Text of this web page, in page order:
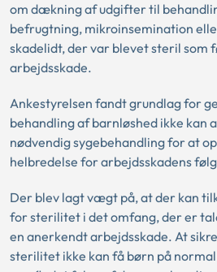
om dækning af udgifter til
befrugtning, mikroinsemination
skadelidt, der var blevet steril som
arbejdsskade.
Ankestyrelsen fandt grundlag for
behandling af barnløshed ikke kan
nødvendig sygebehandling for at
helbredelse for arbejdsskadens
Der blev lagt vægt på, at der kan
for sterilitet i det omfang, der er
en anerkendt arbejdsskade. At
sterilitet ikke kan få børn på